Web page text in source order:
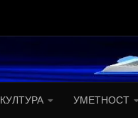
КУЛТУРА УМЕТНОСТ